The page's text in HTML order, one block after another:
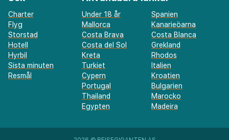
Charter
Flyg
Storstad
Hotell
Hyrbil
Sista minuten
Resmål
Under 18 år
Spanien
Mallorca
Kanarieöarna
Costa Brava
Costa Blanca
Costa del Sol
Grekland
Kreta
Rhodos
Turkiet
Italien
Cypern
Kroatien
Portugal
Bulgarien
Thailand
Marocko
Egypten
Madeira